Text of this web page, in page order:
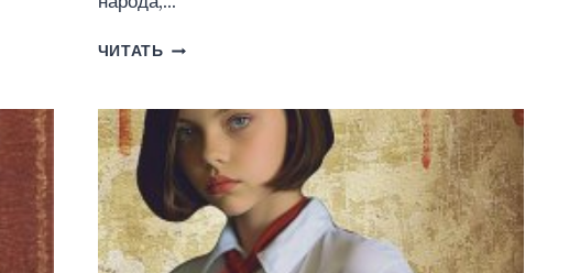
ЧИТАТЬ СЫРНАЯ
ЛЬВОФФ)